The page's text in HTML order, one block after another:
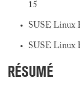
15
SUSE Linux
SUSE Linux
RÉSUMÉ